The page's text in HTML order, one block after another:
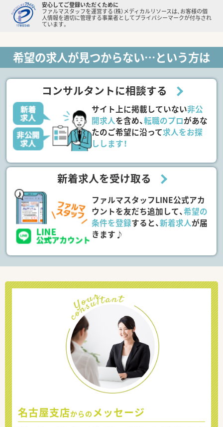
安心してご登録いただくために
ファルマスタッフを運営する（株）メディカルリソースは、お客様の個
人情報を適切に管理する事業者としてプライバシーマークが付与され
ています。
希望の求人が見つからない…という方は
コンサルタントに相談する
サイト上に掲載していない非公
開求人を含め、転職のプロがあな
たのご希望に沿って求人をお探
しします！
新着求人を受け取る
ファルマスタッフLINE公式アカ
ウントを友だち追加して、希望の
条件を登録すると、新着求人が届
きます♪
名古屋支店からの メッセージ